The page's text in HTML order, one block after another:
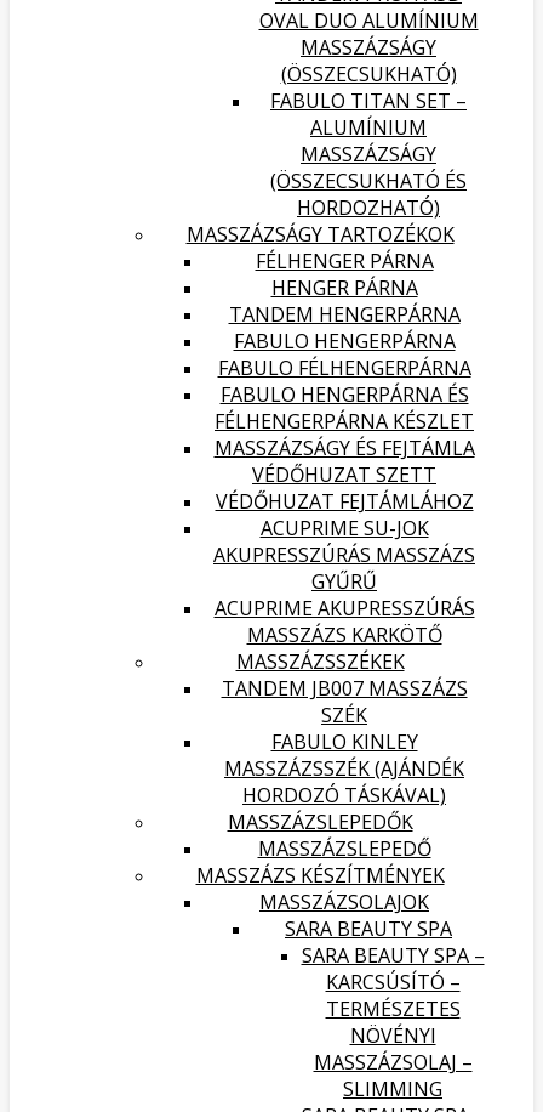
OVAL DUO ALUMÍNIUM
MASSZÁZSÁGY
(ÖSSZECSUKHATÓ)
FABULO TITAN SET –
ALUMÍNIUM
MASSZÁZSÁGY
(ÖSSZECSUKHATÓ ÉS
HORDOZHATÓ)
MASSZÁZSÁGY TARTOZÉKOK
FÉLHENGER PÁRNA
HENGER PÁRNA
TANDEM HENGERPÁRNA
FABULO HENGERPÁRNA
FABULO FÉLHENGERPÁRNA
FABULO HENGERPÁRNA ÉS
FÉLHENGERPÁRNA KÉSZLET
MASSZÁZSÁGY ÉS FEJTÁMLA
VÉDŐHUZAT SZETT
VÉDŐHUZAT FEJTÁMLÁHOZ
ACUPRIME SU-JOK
AKUPRESSZÚRÁS MASSZÁZS
GYŰRŰ
ACUPRIME AKUPRESSZÚRÁS
MASSZÁZS KARKÖTŐ
MASSZÁZSSZÉKEK
TANDEM JB007 MASSZÁZS
SZÉK
FABULO KINLEY
MASSZÁZSSZÉK (AJÁNDÉK
HORDOZÓ TÁSKÁVAL)
MASSZÁZSLEPEDŐK
MASSZÁZSLEPEDŐ
MASSZÁZS KÉSZÍTMÉNYEK
MASSZÁZSOLAJOK
SARA BEAUTY SPA
SARA BEAUTY SPA –
KARCSÚSÍTÓ –
TERMÉSZETES
NÖVÉNYI
MASSZÁZSOLAJ –
SLIMMING